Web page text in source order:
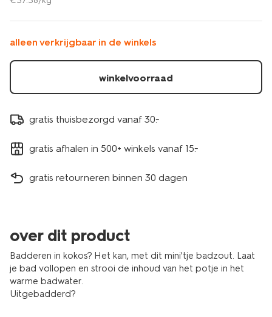
badzout-
80g-
11304414.html
alleen verkrijgbaar in de winkels
winkelvoorraad
gratis thuisbezorgd vanaf 30.-
gratis afhalen in 500+ winkels vanaf 15.-
gratis retourneren binnen 30 dagen
over dit product
Badderen in kokos? Het kan, met dit mini'tje badzout. Laat
je bad vollopen en strooi de inhoud van het potje in het
warme badwater.
Uitgebadderd?